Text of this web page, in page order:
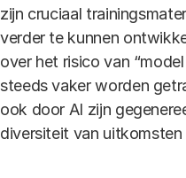
zijn cruciaal
verder te kunnen
over het risico van
steeds vaker worden
ook door AI zijn
diversiteit van uitkomsten